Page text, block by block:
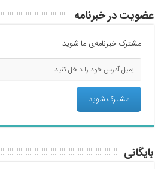
عضویت در خبرنامه
مشترک خبرنامه‌ی ما شوید.
بایگانی